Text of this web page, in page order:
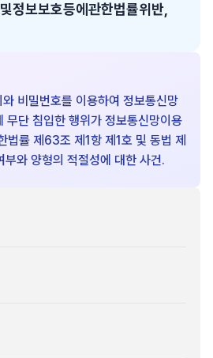
정보보호등에관한법률위반,
비밀번호를 이용하여 정보통신망
무단 침입한 행위가 정보통신망이용
법률 제63조 제1항 제1호 및 동법 제
와 양형의 적절성에 대한 사건.